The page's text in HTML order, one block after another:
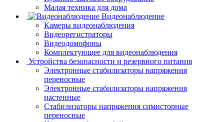
Малая техника для дома
Видеонаблюдение
Камеры видеонаблюдения
Видеорегистраторы
Видеодомофоны
Комплектующее для видеонаблюдения
Устройства безопасности и резервного питания
Электронные стабилизаторы напряжения
переносные
Электронные стабилизаторы напряжения
настенные
Стабилизаторы напряжения симисторные
переносные